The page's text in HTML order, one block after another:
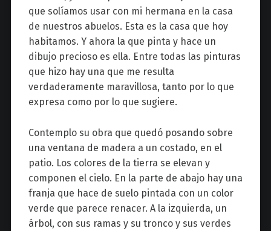
que solíamos usar con mi hermana en la casa
de nuestros abuelos. Esta es la casa que hoy
habitamos. Y ahora la que pinta y hace un
dibujo precioso es ella. Entre todas las pinturas
que hizo hay una que me resulta
verdaderamente maravillosa, tanto por lo que
expresa como por lo que sugiere.
Contemplo su obra que quedó posando sobre
una ventana de madera a un costado, en el
patio. Los colores de la tierra se elevan y
componen el cielo. En la parte de abajo hay una
franja que hace de suelo pintada con un color
verde que parece renacer. A la izquierda, un
árbol, con sus ramas y su tronco y sus verdes